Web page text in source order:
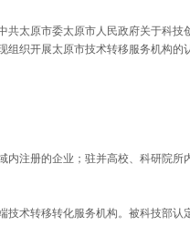
共太原市委太原市人民政府关于科技
组织开展太原市技术转移服务机构的
内注册的企业；驻并高校、科研院
技术转移转化服务机构。被科技部